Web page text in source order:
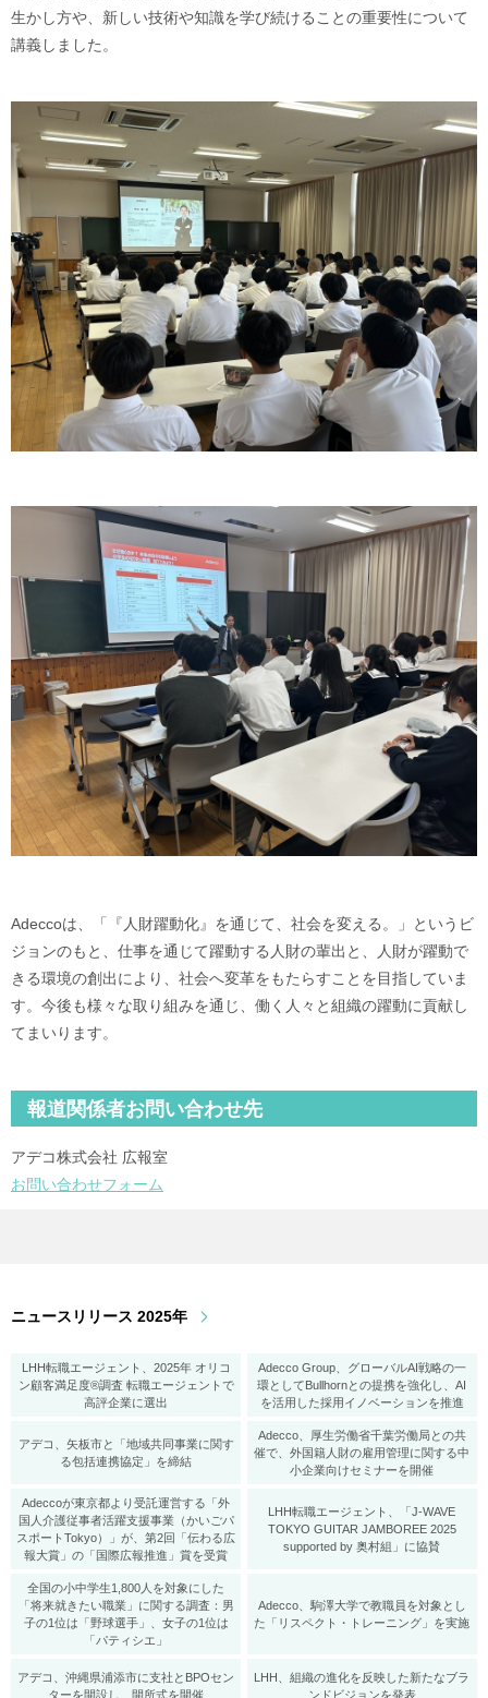
生かし方や、新しい技術や知識を学び続けることの重要性について
講義しました。
Adeccoは、「『人財躍動化』を通じて、社会を変える。」というビ
ジョンのもと、仕事を通じて躍動する人財の輩出と、人財が躍動で
きる環境の創出により、社会へ変革をもたらすことを目指していま
す。今後も様々な取り組みを通じ、働く人々と組織の躍動に貢献し
てまいります。
報道関係者お問い合わせ先
アデコ株式会社 広報室
お問い合わせフォーム
ニュースリリース 2025年
LHH転職エージェント、2025年 オリコ
ン顧客満足度®調査 転職エージェントで
高評企業に選出
Adecco Group、グローバルAI戦略の一
環としてBullhornとの提携を強化し、AI
を活用した採用イノベーションを推進
アデコ、矢板市と「地域共同事業に関す
る包括連携協定」を締結
Adecco、厚生労働省千葉労働局との共
催で、外国籍人財の雇用管理に関する中
小企業向けセミナーを開催
Adeccoが東京都より受託運営する「外
国人介護従事者活躍支援事業（かいごパ
スポートTokyo）」が、第2回「伝わる広
報大賞」の「国際広報推進」賞を受賞
LHH転職エージェント、「J-WAVE
TOKYO GUITAR JAMBOREE 2025
supported by 奥村組」に協賛
全国の小中学生1,800人を対象にした
「将来就きたい職業」に関する調査：男
子の1位は「野球選手」、女子の1位は
「パティシエ」
Adecco、駒澤大学で教職員を対象とし
た「リスペクト・トレーニング」を実施
アデコ、沖縄県浦添市に支社とBPOセン
ターを開設し、開所式を開催
LHH、組織の進化を反映した新たなブラ
ンドビジョンを発表